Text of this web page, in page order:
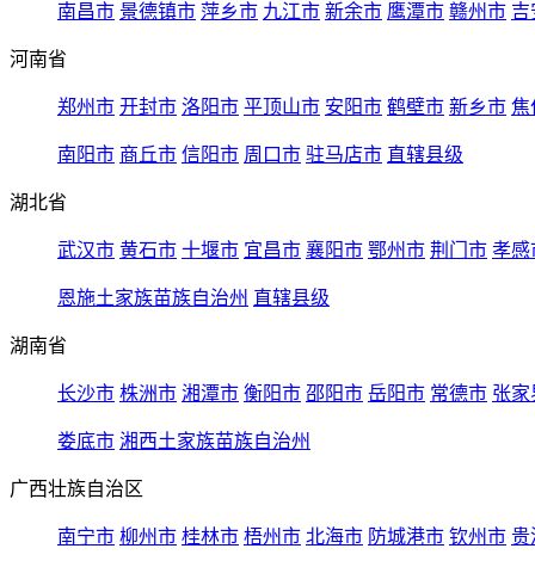
南昌市 景德镇市 萍乡市 九江市 新余市 鹰潭市 赣州市 吉
河南省
郑州市 开封市 洛阳市 平顶山市 安阳市 鹤壁市 新乡市 焦
南阳市 商丘市 信阳市 周口市 驻马店市 直辖县级
湖北省
武汉市 黄石市 十堰市 宜昌市 襄阳市 鄂州市 荆门市 孝感
恩施土家族苗族自治州 直辖县级
湖南省
长沙市 株洲市 湘潭市 衡阳市 邵阳市 岳阳市 常德市 张家
娄底市 湘西土家族苗族自治州
广西壮族自治区
南宁市 柳州市 桂林市 梧州市 北海市 防城港市 钦州市 贵